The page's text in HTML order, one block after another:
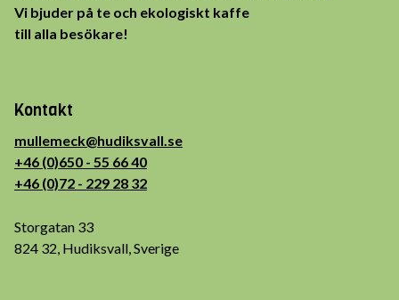
Vi bjuder på te och ekologiskt kaffe
till alla besökare!
Kontakt
mullemeck@hudiksvall.se
+46 (0)650 - 55 66 40
+46 (0)72 - 229 28 32
Storgatan 33
824 32, Hudiksvall, Sverige